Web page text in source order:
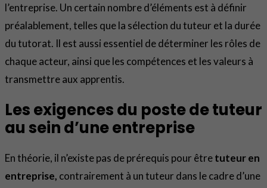
l’entreprise. Un certain nombre d’éléments est à définir
préalablement, telles que la sélection du tuteur et la durée
du tutorat. Il est aussi essentiel de déterminer les rôles de
chaque acteur, ainsi que les compétences et les valeurs à
transmettre aux apprentis.
Les exigences du poste de tuteur
au sein d’une entreprise
En théorie, il n’existe pas de prérequis pour êtretuteur en
entreprise, contrairement à un tuteur dans le cadre d’une